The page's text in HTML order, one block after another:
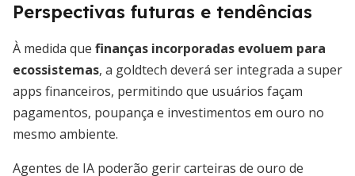
Perspectivas futuras e tendências
À medida que finanças incorporadas evoluem para
ecossistemas, a goldtech deverá ser integrada a super
apps financeiros, permitindo que usuários façam
pagamentos, poupança e investimentos em ouro no
mesmo ambiente.
Agentes de IA poderão gerir carteiras de ouro de